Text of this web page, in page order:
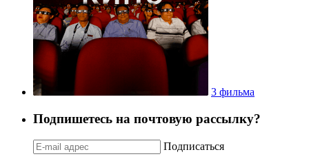
3 фильма
Подпишетесь на почтовую рассылку?
Подписаться